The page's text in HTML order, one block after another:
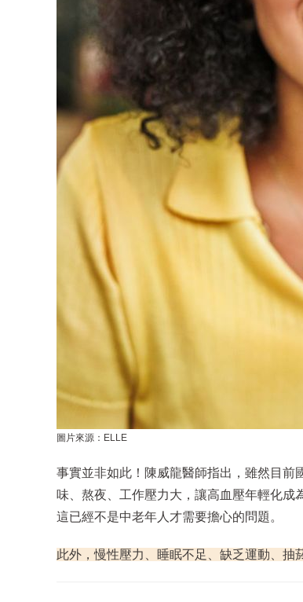
圖片來源：ELLE
事實並非如此！陳威龍醫師指出，雖然目前
味、熬夜、工作壓力大，讓高血壓年輕化
這已經不是中老年人才需要擔心的問題。
此外，慢性壓力、睡眠不足、缺乏運動、抽